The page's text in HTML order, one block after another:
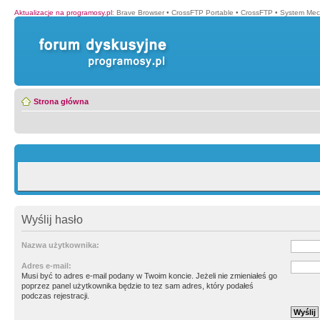
Aktualizacje na programosy.pl: Brave Browser • CrossFTP Portable • CrossFTP • System
Strona główna
Wyślij hasło
Nazwa użytkownika:
Adres e-mail:
Musi być to adres e-mail podany w Twoim koncie. Jeżeli nie zmieniałeś go
poprzez panel użytkownika będzie to tez sam adres, który podałeś
podczas rejestracji.